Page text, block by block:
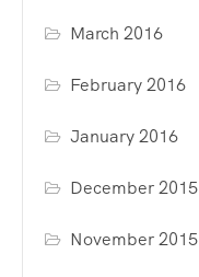
March 2016
February 2016
January 2016
December 2015
November 2015